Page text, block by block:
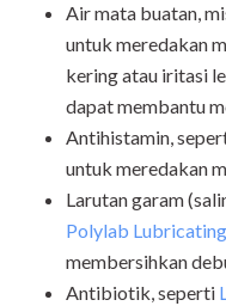
Air mata buatan,
untuk meredakan
kering atau iritasi
dapat membantu
Antihistamin,
untuk meredakan
Larutan garam
Polylab
membersihkan
Antibiotik, seperti